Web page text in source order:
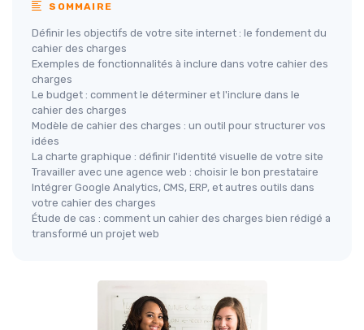
SOMMAIRE
Définir les objectifs de votre site internet : le fondement du
cahier des charges
Exemples de fonctionnalités à inclure dans votre cahier des
charges
Le budget : comment le déterminer et l'inclure dans le
cahier des charges
Modèle de cahier des charges : un outil pour structurer vos
idées
La charte graphique : définir l'identité visuelle de votre site
Travailler avec une agence web : choisir le bon prestataire
Intégrer Google Analytics, CMS, ERP, et autres outils dans
votre cahier des charges
Étude de cas : comment un cahier des charges bien rédigé a
transformé un projet web